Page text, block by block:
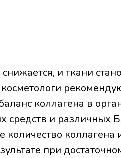
и ткани
коллагена в
средств и различных
количество
при